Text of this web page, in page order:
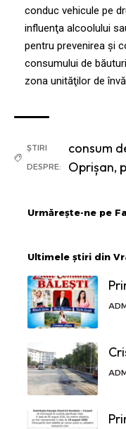
conduc vehicule pe
influenţa alcoolului
pentru prevenirea și
consumului de
zona unităţilor de
ȘTIRI
DESPRE:
consum
Oprișan,
Urmărește-ne pe
Ultimele știri din